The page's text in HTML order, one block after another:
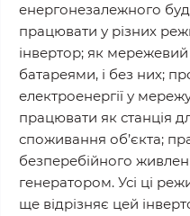
енергонезалежного
працювати у різних
інвертор; як
батареями, і без них;
електроенергії у
працювати як станція
споживання об’єкта;
безперебійного
генератором. Усі ці
ще відрізняє цей